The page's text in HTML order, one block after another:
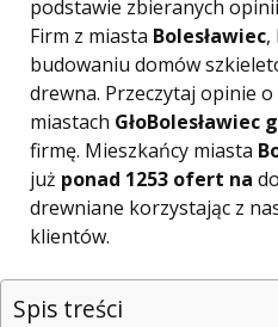
podstawie zbieranych
Firm z miasta Bolesławiec,
budowaniu domów
drewna. Przeczytaj opinie
miastach GłoBolesławiec
firmę. Mieszkańcy miasta
już ponad 1253 ofert na
drewniane korzystając z
klientów.
Spis treści